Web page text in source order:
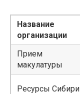
Название
организации
Прием
макулатуры
Ресурсы Сибири